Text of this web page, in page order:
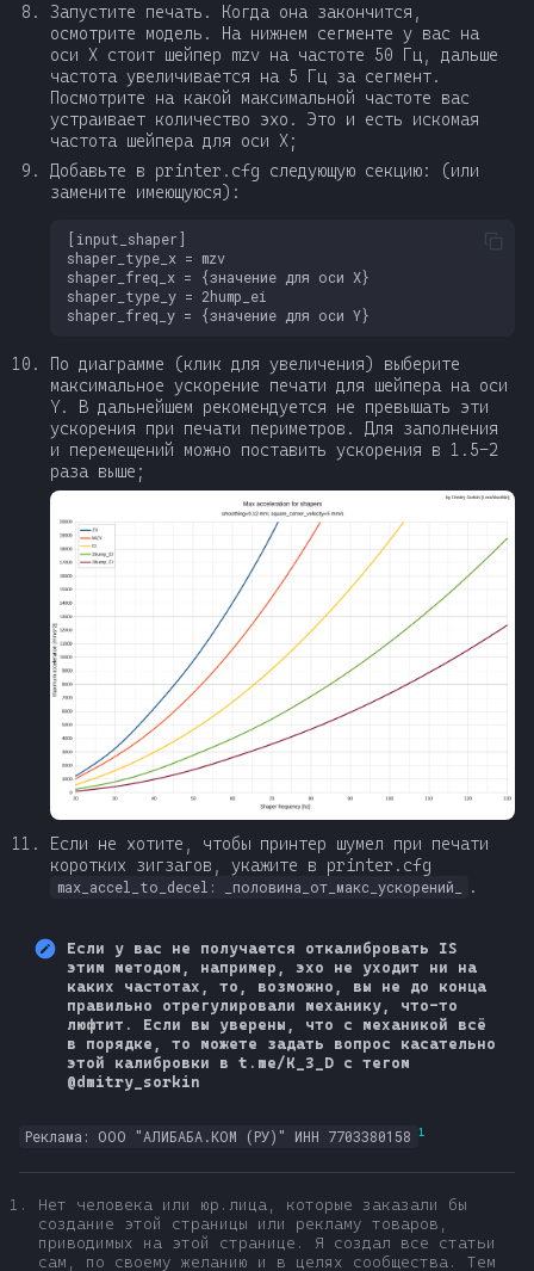
Запустите печать. Когда она закончится,
осмотрите модель. На нижнем сегменте у вас на
оси X стоит шейпер mzv на частоте 50 Гц, дальше
частота увеличивается на 5 Гц за сегмент.
Посмотрите на какой максимальной частоте вас
устраивает количество эхо. Это и есть искомая
частота шейпера для оси X;
Добавьте в printer.cfg следующую секцию: (или
замените имеющуюся):
По диаграмме (клик для увеличения) выберите
максимальное ускорение печати для шейпера на оси
Y. В дальнейшем рекомендуется не превышать эти
ускорения при печати периметров. Для заполнения
и перемещений можно поставить ускорения в 1.5-2
раза выше;
Если не хотите, чтобы принтер шумел при печати
коротких зигзагов, укажите в printer.cfg
max_accel_to_decel: _половина_от_макс_ускорений_ .
Если у вас не получается откалибровать IS
этим методом, например, эхо не уходит ни на
каких частотах, то, возможно, вы не до конца
правильно отрегулировали механику, что-то
люфтит. Если вы уверены, что с механикой всё
в порядке, то можете задать вопрос касательно
этой калибровки в t.me/K_3_D с тегом
@dmitry_sorkin
Реклама: ООО "АЛИБАБА.КОМ (РУ)" ИНН 7703380158 1
Нет человека или юр.лица, которые заказали бы
создание этой страницы или рекламу товаров,
приводимых на этой странице. Я создал все статьи
сам, по своему желанию и в целях сообщества. Тем